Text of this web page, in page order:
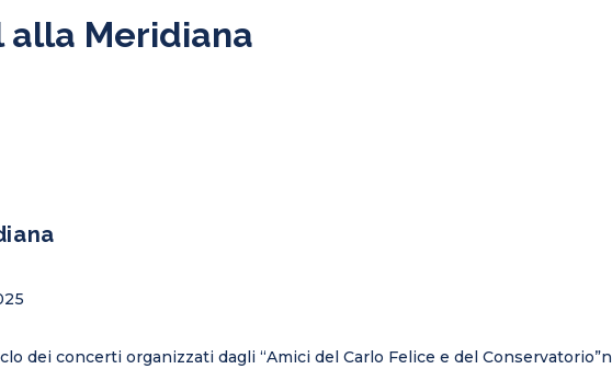
alla Meridiana
dei concerti organizzati dagli “Amici del Carlo Felice e del